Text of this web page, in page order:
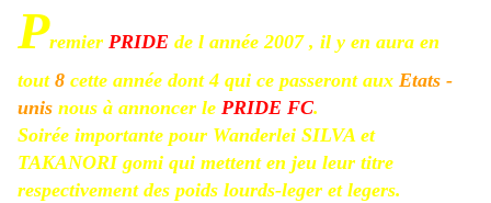
Premier PRIDE de l année 2007 , il y en aura en
tout 8 cette année dont 4 qui ce passeront aux Etats -
unis nous à annoncer le PRIDE FC.
Soirée importante pour Wanderlei SILVA et
TAKANORI gomi qui mettent en jeu leur titre
respectivement des poids lourds-leger et legers.